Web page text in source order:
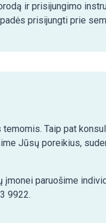
ir prisijungimo
prisijungti prie
Taip pat
Jūsų poreikius,
paruošime
9922.